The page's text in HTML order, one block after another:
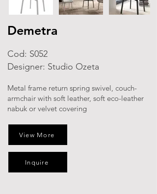
Demetra
Cod: S052
Designer: Studio Ozeta
Metal frame return spring swivel, couch-
armchair with soft leather, soft eco-leather
nabuk or velvet covering
View More
Inquire